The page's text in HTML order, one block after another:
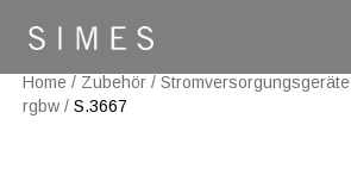
Home / Zubehör / Stromversorgungsgeräte
rgbw / S.3667